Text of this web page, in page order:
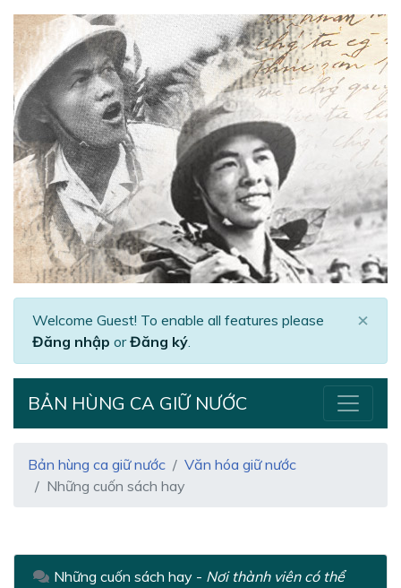
Welcome Guest! To enable all features please
Đăng nhập orĐăng ký.
×
BẢN HÙNG CA GIỮ NƯỚC
Bản hùng ca giữ nước
Văn hóa giữ nước
Những cuốn sách hay
Những cuốn sách hay - Nơi thành viên có thể